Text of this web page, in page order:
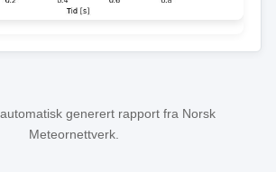
generert rapport fra Norsk
Meteornettverk.